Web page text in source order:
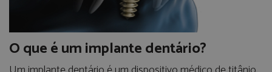
O que é um implante dentário?